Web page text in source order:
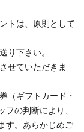
トは、原則として
り下さい。
せていただきま
（ギフトカード・
の判断により、
す。あらかじめご